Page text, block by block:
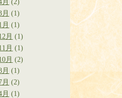
(2)
(1)
(1)
月 (1)
月 (1)
月 (2)
(1)
(2)
(1)